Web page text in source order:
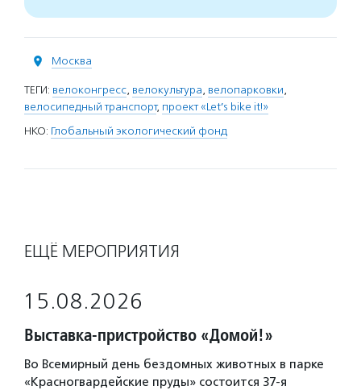
Москва
ТЕГИ: велоконгресс, велокультура, велопарковки,
велосипедный транспорт, проект «Let’s bike it!»
НКО: Глобальный экологический фонд
ЕЩЁ МЕРОПРИЯТИЯ
15.08.2026
Выставка-пристройство «Домой!»
Во Всемирный день бездомных животных в парке
«Красногвардейские пруды» состоится 37-я